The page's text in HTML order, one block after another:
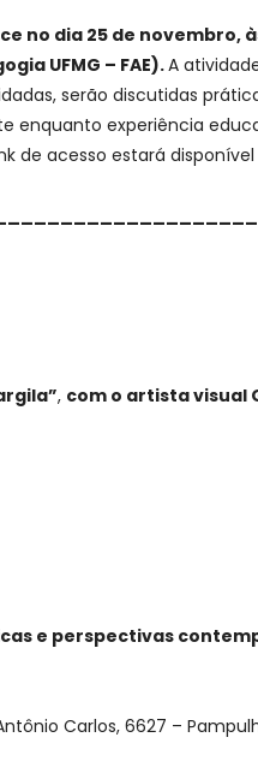
dia 25 de novembro,
UFMG – FAE).A
serão discutidas
experiência
de acesso estará disponível
, com o artista visual
e perspectivas
Carlos, 6627 –